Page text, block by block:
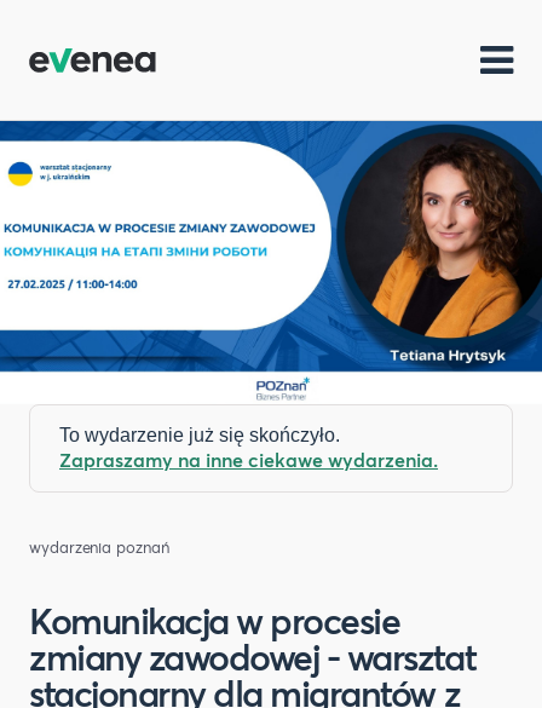
To wydarzenie już się skończyło.
Zapraszamy na inne ciekawe wydarzenia.
wydarzenia poznań
Komunikacja w procesie
zmiany zawodowej - warsztat
stacjonarny dla migrantów z